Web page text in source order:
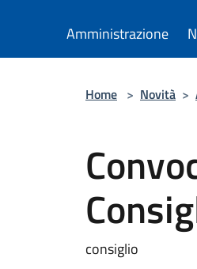
Amministrazione
Home > Novità >
consiglio